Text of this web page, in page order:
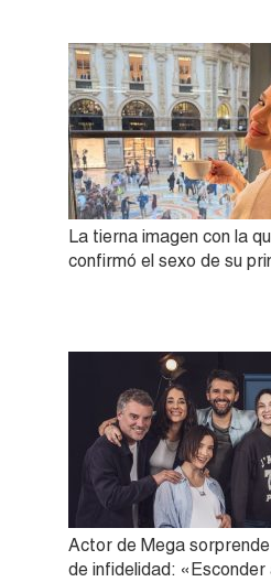
La tierna imagen con la
confirmó el sexo de su
Actor de Mega
de infidelidad: